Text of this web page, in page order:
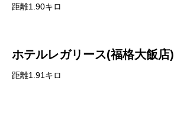
距離1.90キロ
ホテルレガリース(福格大飯店)
距離1.91キロ